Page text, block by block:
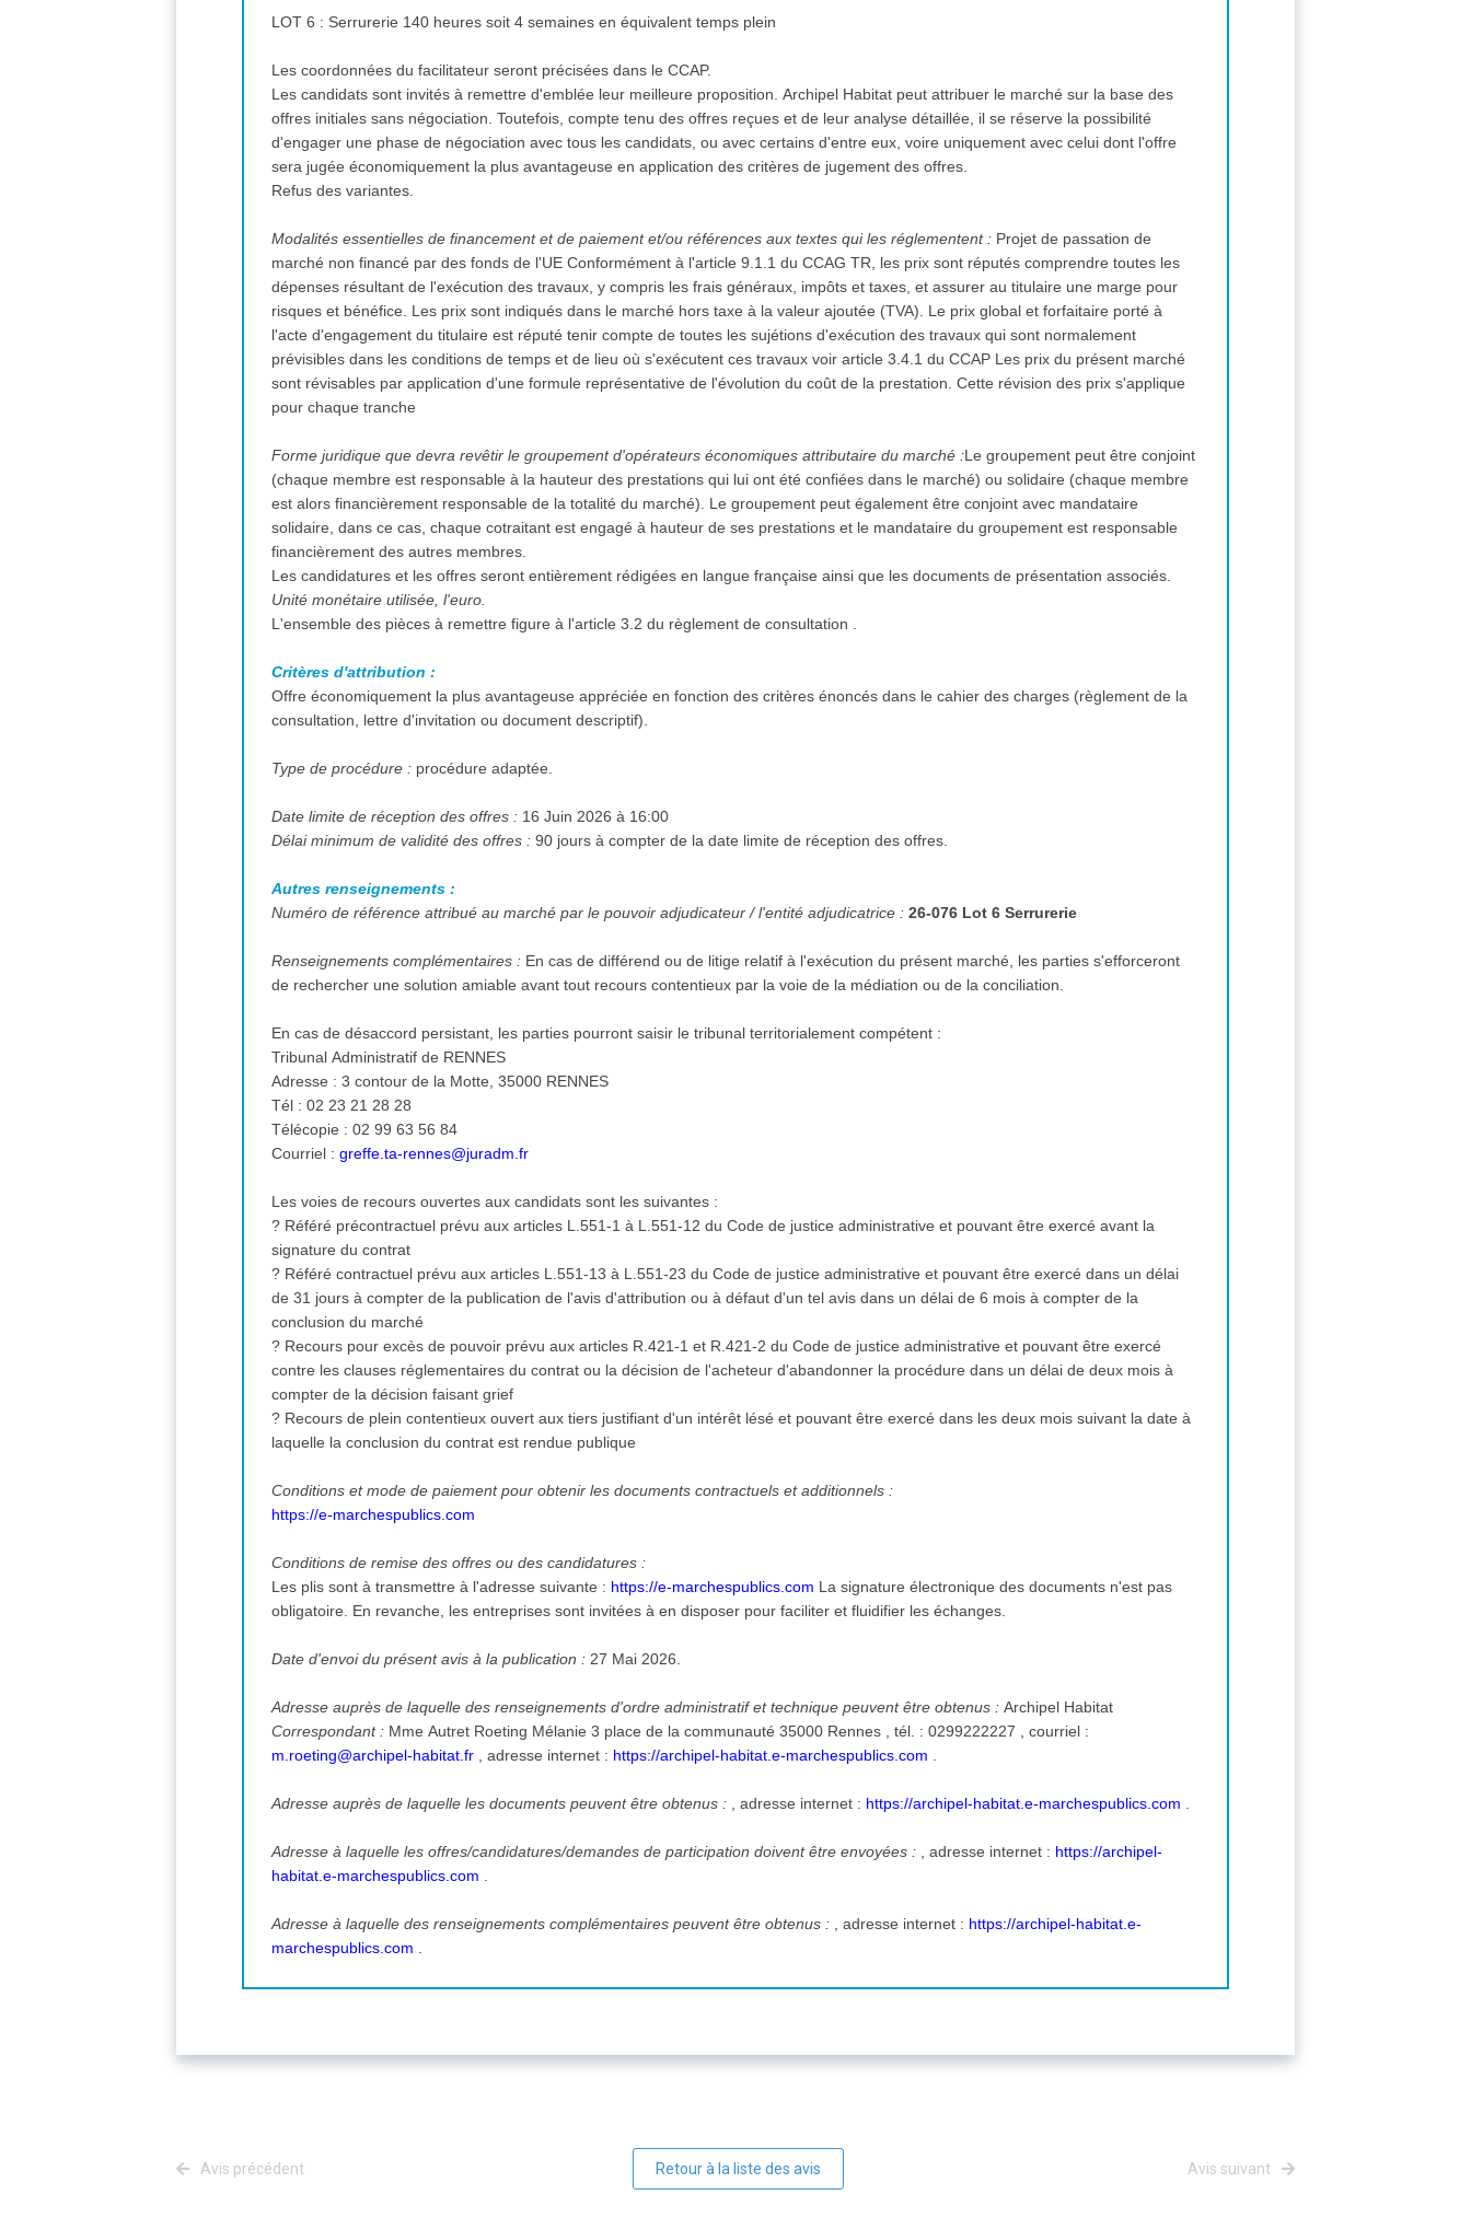
LOT 6 : Serrurerie 140 heures soit 4 semaines en équivalent temps plein
Les coordonnées du facilitateur seront précisées dans le CCAP.
Les candidats sont invités à remettre d'emblée leur meilleure proposition. Archipel Habitat peut attribuer le marché sur la base des
offres initiales sans négociation. Toutefois, compte tenu des offres reçues et de leur analyse détaillée, il se réserve la possibilité
d'engager une phase de négociation avec tous les candidats, ou avec certains d'entre eux, voire uniquement avec celui dont l'offre
sera jugée économiquement la plus avantageuse en application des critères de jugement des offres.
Refus des variantes.
Modalités essentielles de financement et de paiement et/ou références aux textes qui les réglementent : Projet de passation de
marché non financé par des fonds de l'UE Conformément à l'article 9.1.1 du CCAG TR, les prix sont réputés comprendre toutes les
dépenses résultant de l'exécution des travaux, y compris les frais généraux, impôts et taxes, et assurer au titulaire une marge pour
risques et bénéfice. Les prix sont indiqués dans le marché hors taxe à la valeur ajoutée (TVA). Le prix global et forfaitaire porté à
l'acte d'engagement du titulaire est réputé tenir compte de toutes les sujétions d'exécution des travaux qui sont normalement
prévisibles dans les conditions de temps et de lieu où s'exécutent ces travaux voir article 3.4.1 du CCAP Les prix du présent marché
sont révisables par application d'une formule représentative de l'évolution du coût de la prestation. Cette révision des prix s'applique
pour chaque tranche
Forme juridique que devra revêtir le groupement d'opérateurs économiques attributaire du marché :Le groupement peut être conjoint
(chaque membre est responsable à la hauteur des prestations qui lui ont été confiées dans le marché) ou solidaire (chaque membre
est alors financièrement responsable de la totalité du marché). Le groupement peut également être conjoint avec mandataire
solidaire, dans ce cas, chaque cotraitant est engagé à hauteur de ses prestations et le mandataire du groupement est responsable
financièrement des autres membres.
Les candidatures et les offres seront entièrement rédigées en langue française ainsi que les documents de présentation associés.
Unité monétaire utilisée, l'euro.
L'ensemble des pièces à remettre figure à l'article 3.2 du règlement de consultation .
Critères d'attribution :
Offre économiquement la plus avantageuse appréciée en fonction des critères énoncés dans le cahier des charges (règlement de la
consultation, lettre d'invitation ou document descriptif).
Type de procédure : procédure adaptée.
Date limite de réception des offres : 16 Juin 2026 à 16:00
Délai minimum de validité des offres :
90 jours à compter de la date limite de réception des offres.
Autres renseignements :
Numéro de référence attribué au marché par le pouvoir adjudicateur / l'entité adjudicatrice :26-076 Lot 6 Serrurerie
Renseignements complémentaires : En cas de différend ou de litige relatif à l'exécution du présent marché, les parties s'efforceront
de rechercher une solution amiable avant tout recours contentieux par la voie de la médiation ou de la conciliation.
En cas de désaccord persistant, les parties pourront saisir le tribunal territorialement compétent :
Tribunal Administratif de RENNES
Adresse : 3 contour de la Motte, 35000 RENNES
Tél : 02 23 21 28 28
Télécopie : 02 99 63 56 84
Courriel :greffe.ta-rennes@juradm.fr
Les voies de recours ouvertes aux candidats sont les suivantes :
? Référé précontractuel prévu aux articles L.551-1 à L.551-12 du Code de justice administrative et pouvant être exercé avant la
signature du contrat
? Référé contractuel prévu aux articles L.551-13 à L.551-23 du Code de justice administrative et pouvant être exercé dans un délai
de 31 jours à compter de la publication de l'avis d'attribution ou à défaut d'un tel avis dans un délai de 6 mois à compter de la
conclusion du marché
? Recours pour excès de pouvoir prévu aux articles R.421-1 et R.421-2 du Code de justice administrative et pouvant être exercé
contre les clauses réglementaires du contrat ou la décision de l'acheteur d'abandonner la procédure dans un délai de deux mois à
compter de la décision faisant grief
? Recours de plein contentieux ouvert aux tiers justifiant d'un intérêt lésé et pouvant être exercé dans les deux mois suivant la date à
laquelle la conclusion du contrat est rendue publique
Conditions et mode de paiement pour obtenir les documents contractuels et additionnels :
https://e-marchespublics.com
Conditions de remise des offres ou des candidatures :
Les plis sont à transmettre à l'adresse suivante : https://e-marchespublics.com
obligatoire. En revanche, les entreprises sont invitées à en disposer pour faciliter et fluidifier les échanges.
Date d'envoi du présent avis à la publication : 27 Mai 2026.
Adresse auprès de laquelle des renseignements d'ordre administratif et technique peuvent être obtenus :Archipel Habitat
Correspondant :
Mme Autret Roeting Mélanie 3 place de la communauté 35000 Rennes , tél. : 0299222227 , courriel :
m.roeting@archipel-habitat.fr
, adresse internet : https://archipel-habitat.e-marchespublics.com
Adresse auprès de laquelle les documents peuvent être obtenus : , adresse internet : https://archipel-habitat.e-marchespublics.com
Adresse à laquelle les offres/candidatures/demandes de participation doivent être envoyées : , adresse internet : https://archipel-
habitat.e-marchespublics.com
Adresse à laquelle des renseignements complémentaires peuvent être obtenus : , adresse internet : https://archipel-habitat.e-
marchespublics.com
Avis précédent Retour à la liste des avis Avis suivant